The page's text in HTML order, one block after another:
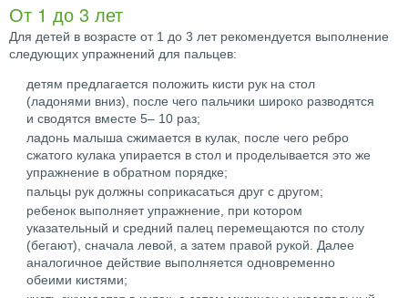
От 1 до 3 лет
Для детей в возрасте от 1 до 3 лет рекомендуется выполнение
следующих упражнений для пальцев:
детям предлагается положить кисти рук на стол
(ладонями вниз), после чего пальчики широко разводятся
и сводятся вместе 5– 10 раз;
ладонь малыша сжимается в кулак, после чего ребро
сжатого кулака упирается в стол и проделывается это же
упражнение в обратном порядке;
пальцы рук должны соприкасаться друг с другом;
ребенок выполняет упражнение, при котором
указательный и средний палец перемещаются по столу
(бегают), сначала левой, а затем правой рукой. Далее
аналогичное действие выполняется одновременно
обеими кистями;